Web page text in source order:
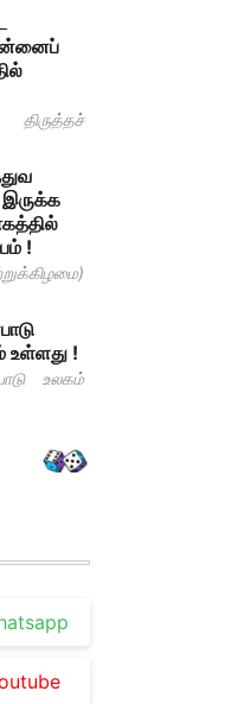
!
உள்ளது !
உலகம்